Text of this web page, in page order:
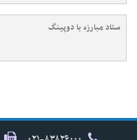
ستاد مبارزه با دوپینگ